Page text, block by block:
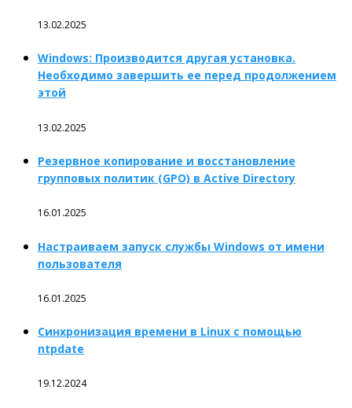
13.02.2025
Windows: Производится другая установка.
Необходимо завершить ее перед продолжением
этой
13.02.2025
Резервное копирование и восстановление
групповых политик (GPO) в Active Directory
16.01.2025
Настраиваем запуск службы Windows от имени
пользователя
16.01.2025
Синхронизация времени в Linux с помощью
ntpdate
19.12.2024